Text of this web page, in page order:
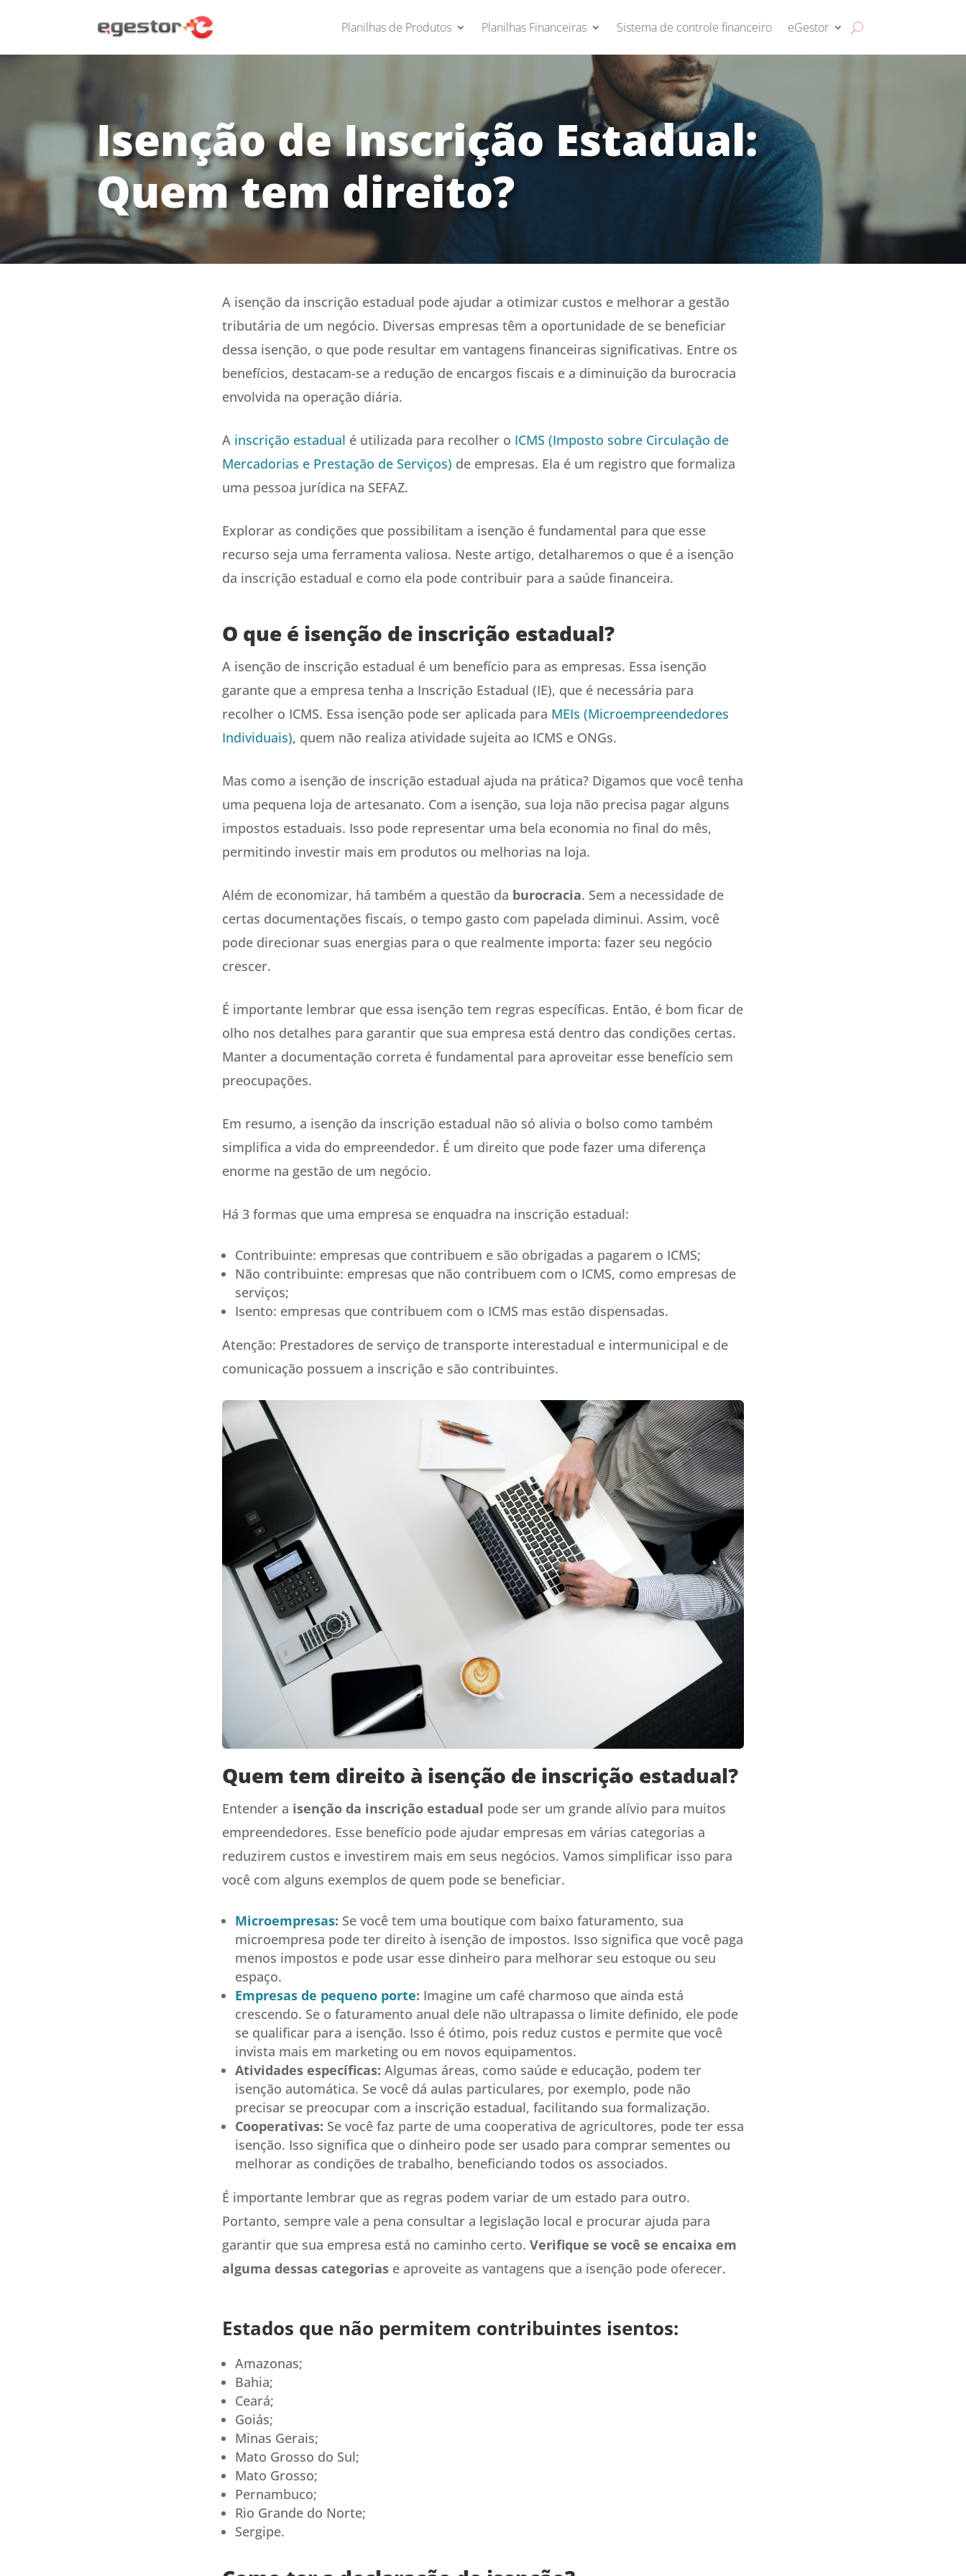
Planilhas de Produtos Planilhas Financeiras Sistema de controle financeiro eGestor
Isenção de Inscrição Estadual:
Quem tem direito?
A isenção da inscrição estadual pode ajudar a otimizar custos e melhorar a gestão
tributária de um negócio. Diversas empresas têm a oportunidade de se beneficiar
dessa isenção, o que pode resultar em vantagens financeiras significativas. Entre os
benefícios, destacam-se a redução de encargos fiscais e a diminuição da burocracia
envolvida na operação diária.
A inscrição estadual é utilizada para recolher o ICMS (Imposto sobre Circulação de
Mercadorias e Prestação de Serviços) de empresas. Ela é um registro que formaliza
uma pessoa jurídica na SEFAZ.
Explorar as condições que possibilitam a isenção é fundamental para que esse
recurso seja uma ferramenta valiosa. Neste artigo, detalharemos o que é a isenção
da inscrição estadual e como ela pode contribuir para a saúde financeira.
O que é isenção de inscrição estadual?
A isenção de inscrição estadual é um benefício para as empresas. Essa isenção
garante que a empresa tenha a Inscrição Estadual (IE), que é necessária para
recolher o ICMS. Essa isenção pode ser aplicada para MEIs (Microempreendedores
Individuais), quem não realiza atividade sujeita ao ICMS e ONGs.
Mas como a isenção de inscrição estadual ajuda na prática? Digamos que você tenha
uma pequena loja de artesanato. Com a isenção, sua loja não precisa pagar alguns
impostos estaduais. Isso pode representar uma bela economia no final do mês,
permitindo investir mais em produtos ou melhorias na loja.
Além de economizar, há também a questão da burocracia. Sem a necessidade de
certas documentações fiscais, o tempo gasto com papelada diminui. Assim, você
pode direcionar suas energias para o que realmente importa: fazer seu negócio
crescer.
É importante lembrar que essa isenção tem regras específicas. Então, é bom ficar de
olho nos detalhes para garantir que sua empresa está dentro das condições certas.
Manter a documentação correta é fundamental para aproveitar esse benefício sem
preocupações.
Em resumo, a isenção da inscrição estadual não só alivia o bolso como também
simplifica a vida do empreendedor. É um direito que pode fazer uma diferença
enorme na gestão de um negócio.
Há 3 formas que uma empresa se enquadra na inscrição estadual:
Contribuinte: empresas que contribuem e são obrigadas a pagarem o ICMS;
Não contribuinte: empresas que não contribuem com o ICMS, como empresas de
serviços;
Isento: empresas que contribuem com o ICMS mas estão dispensadas.
Atenção: Prestadores de serviço de transporte interestadual e intermunicipal e de
comunicação possuem a inscrição e são contribuintes.
Quem tem direito à isenção de inscrição estadual?
Entender a isenção da inscrição estadual pode ser um grande alívio para muitos
empreendedores. Esse benefício pode ajudar empresas em várias categorias a
reduzirem custos e investirem mais em seus negócios. Vamos simplificar isso para
você com alguns exemplos de quem pode se beneficiar.
Microempresas: Se você tem uma boutique com baixo faturamento, sua
microempresa pode ter direito à isenção de impostos. Isso significa que você paga
menos impostos e pode usar esse dinheiro para melhorar seu estoque ou seu
espaço.
Empresas de pequeno porte: Imagine um café charmoso que ainda está
crescendo. Se o faturamento anual dele não ultrapassa o limite definido, ele pode
se qualificar para a isenção. Isso é ótimo, pois reduz custos e permite que você
invista mais em marketing ou em novos equipamentos.
Atividades específicas: Algumas áreas, como saúde e educação, podem ter
isenção automática. Se você dá aulas particulares, por exemplo, pode não
precisar se preocupar com a inscrição estadual, facilitando sua formalização.
Cooperativas: Se você faz parte de uma cooperativa de agricultores, pode ter essa
isenção. Isso significa que o dinheiro pode ser usado para comprar sementes ou
melhorar as condições de trabalho, beneficiando todos os associados.
É importante lembrar que as regras podem variar de um estado para outro.
Portanto, sempre vale a pena consultar a legislação local e procurar ajuda para
garantir que sua empresa está no caminho certo. Verifique se você se encaixa em
alguma dessas categoriase aproveite as vantagens que a isenção pode oferecer.
Estados que não permitem contribuintes isentos:
Amazonas;
Bahia;
Ceará;
Goiás;
Minas Gerais;
Mato Grosso do Sul;
Mato Grosso;
Pernambuco;
Rio Grande do Norte;
Sergipe.